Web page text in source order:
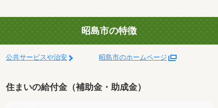
昭島市の特徴
公共サービスや治安 昭島市のホームページ
住まいの給付金（補助金・助成金）